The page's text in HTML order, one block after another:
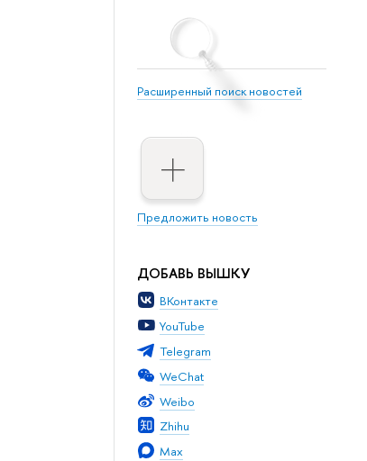
Расширенный поиск новостей
Предложить новость
ДОБАВЬ ВЫШКУ
ВКонтакте
YouTube
Telegram
WeChat
Weibo
Zhihu
Max